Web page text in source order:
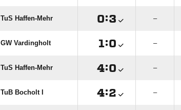
TuS Haffen-Mehr : –
GW Vardingholt : –
TuS Haffen-Mehr : –
TuB Bocholt I : –